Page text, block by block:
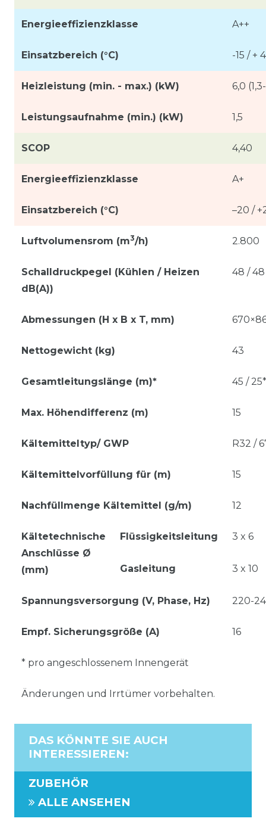
Energieeffizienzklasse A++
Einsatzbereich (°C) -15 / +
Heizleistung (min. - max.) (kW) 6,0
Leistungsaufnahme (min.) (kW) 1,5
SCOP 4,40
Energieeffizienzklasse A+
Einsatzbereich (°C) –20 /
Luftvolumensrom (m3/h) 2.800
Schalldruckpegel (Kühlen / Heizen
dB(A))
48 / 48
Abmessungen (H x B x T, mm)
Nettogewicht (kg) 43
Gesamtleitungslänge (m)* 45 / 25*
Max. Höhendifferenz (m) 15
Kältemitteltyp/ GWP R32 /
Kältemittelvorfüllung für (m) 15
Nachfüllmenge Kältemittel (g/m) 12
Kältetechnische
Anschlüsse Ø
(mm)
Flüssigkeitsleitung 3 x 6
Gasleitung 3 x 10
Spannungsversorgung (V, Phase, Hz) 220-
Empf. Sicherungsgröße (A) 16
* pro angeschlossenem Innengerät
Änderungen und Irrtümer vorbehalten.
DAS KÖNNTE SIE AUCH
INTERESSIEREN:
ZUBEHÖR
ALLE ANSEHEN